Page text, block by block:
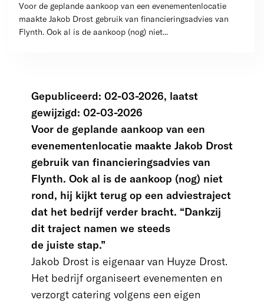
Voor de geplande aankoop van een evenementenlocatie
maakte Jakob Drost gebruik van financieringsadvies van
Flynth. Ook al is de aankoop (nog) niet...
Gepubliceerd: 02-03-2026, laatst
gewijzigd: 02-03-2026
Voor de geplande aankoop van een
evenementenlocatie maakte Jakob Drost
gebruik van financieringsadvies van
Flynth. Ook al is de aankoop (nog) niet
rond, hij kijkt terug op een adviestraject
dat het bedrijf verder bracht. “Dankzij
dit traject namen we steeds
de juiste stap.”
Jakob Drost is eigenaar van Huyze Drost.
Het bedrijf organiseert evenementen en
verzorgt catering volgens een eigen